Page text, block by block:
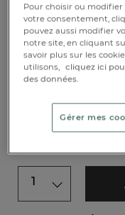
65x65cm
Ajouter une
1
Pour choisir ou
votre consentement,
pouvez aussi modifier
notre site, en cliquant
savoir plus sur les
utilisons, cliquez ici
des données.
Gérer mes